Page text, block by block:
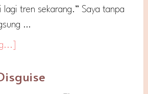
lagi tren sekarang.” Saya tanpa
…